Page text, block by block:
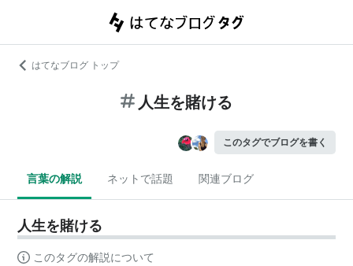
はてなブログ トップ
人生を賭ける
このタグでブログを書く
言葉の解説 ネットで話題 関連ブログ
人生を賭ける
このタグの解説について